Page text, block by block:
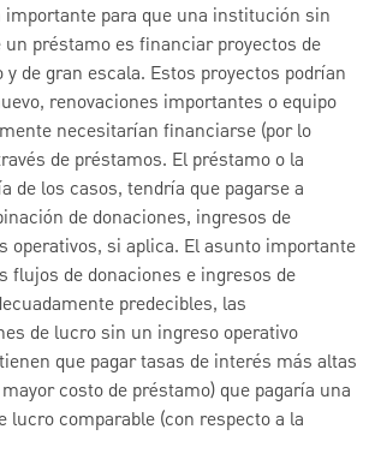
importante para que una institución sin
préstamo es financiar proyectos de
y de gran escala. Estos proyectos podrían
renovaciones importantes o equipo
necesitarían financiarse (por lo
de préstamos. El préstamo o la
de los casos, tendría que pagarse a
de donaciones, ingresos de
operativos, si aplica. El asunto importante
flujos de donaciones e ingresos de
predecibles, las
de lucro sin un ingreso operativo
que pagar tasas de interés más altas
costo de préstamo) que pagaría una
lucro comparable (con respecto a la